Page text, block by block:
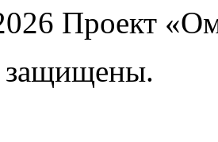
Проект
защищены.